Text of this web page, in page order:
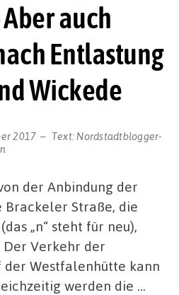
auch
Entlastung
Wickede
2017 Text: Nordstadtblogger-
der Anbindung der
Brackeler Straße, die
„n“ steht für neu),
Verkehr der
der Westfalenhütte kann
werden die …